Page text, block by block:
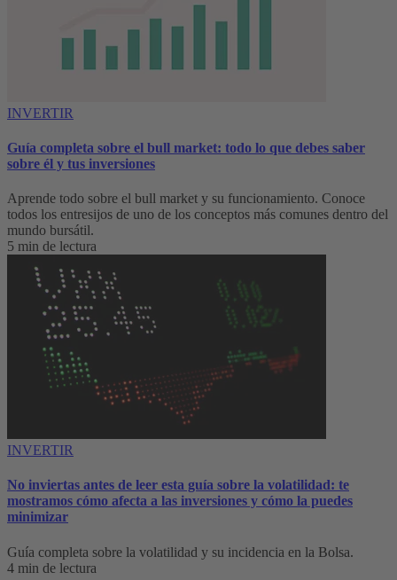
INVERTIR
Guía completa sobre el bull market: todo lo que debes saber
sobre él y tus inversiones
Aprende todo sobre el bull market y su funcionamiento. Conoce
todos los entresijos de uno de los conceptos más comunes dentro del
mundo bursátil.
5 min de lectura
INVERTIR
No inviertas antes de leer esta guía sobre la volatilidad: te
mostramos cómo afecta a las inversiones y cómo la puedes
minimizar
Guía completa sobre la volatilidad y su incidencia en la Bolsa.
4 min de lectura